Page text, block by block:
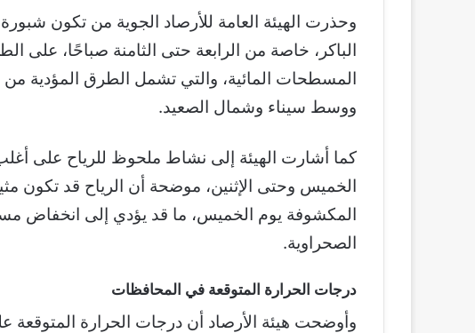
وحذرت الهيئة العامة للأرصاد الجوية من تكون
الباكر، خاصة من الرابعة حتى الثامنة صباحًا، على
المسطحات المائية، والتي تشمل الطرق المؤدية من
ووسط سيناء وشمال الصعيد.
كما أشارت الهيئة إلى نشاط ملحوظ للرياح على
الخميس وحتى الإثنين، موضحة أن الرياح قد تكون
المكشوفة يوم الخميس، ما قد يؤدي إلى انخفاض
الصحراوية.
درجات الحرارة المتوقعة في المحافظات
وأوضحت هيئة الأرصاد أن درجات الحرارة المتوقعة